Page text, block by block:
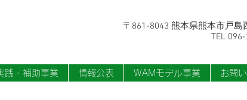
〒861-8043 熊本県熊本市戸島
TEL
践・補助事業 情報公表 WAMモデル事業 お問